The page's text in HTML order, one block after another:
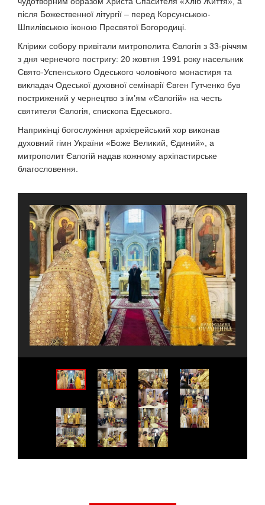
після Божественної літургії – перед Корсунською-
Шпилівською іконою Пресвятої Богородиці.
Клірики собору привітали митрополита Євлогія з 33-річчям
з дня чернечого постригу: 20 жовтня 1991 року насельник
Свято-Успенського Одеського чоловічого монастиря та
викладач Одеської духовної семінарії Євген Гутченко був
пострижений у чернецтво з ім’ям «Євлогій» на честь
святителя Євлогія, єпископа Едеського.
Наприкінці богослужіння архієрейський хор виконав
духовний гімн України «Боже Великий, Єдиний», а
митрополит Євлогій надав кожному архіпастирське
благословення.